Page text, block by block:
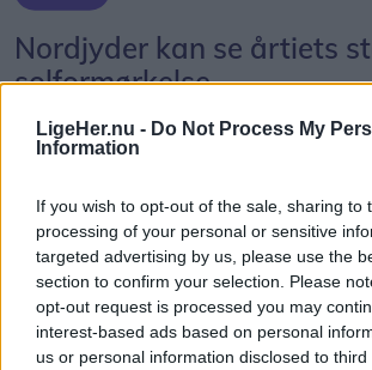
LigeHer.nu - Do Not Process My
Information
If you wish to opt-out of the sale, sharing to
processing of your personal or sensitive
targeted advertising by us, please use the
section to confirm your selection. Please
opt-out request is processed you may
interest-based ads based on personal
us or personal information disclosed to
stamgæster glæde sig over, at
brunchkoncept fortsætter uændret.
- Vores morgenbræt og brunch
opleve præcis, som de kender det.
Samtidig bliver frokostmenuen
torsdag, fredag og lørdag åbner
også om aftenen. Her bliver
Nordjyder kan se årtiets
solformørkelse
Emilie Nesheim Shaw
08. august 2026 kl. 14.00
NORDJYLLAND: Når solen går
onsdag 12. august, bliver det ikke
almindelig sommeraften.